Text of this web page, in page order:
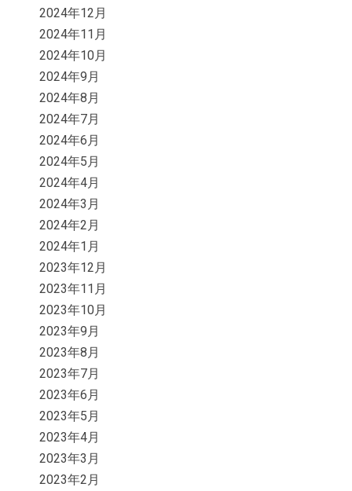
2024年12月
2024年11月
2024年10月
2024年9月
2024年8月
2024年7月
2024年6月
2024年5月
2024年4月
2024年3月
2024年2月
2024年1月
2023年12月
2023年11月
2023年10月
2023年9月
2023年8月
2023年7月
2023年6月
2023年5月
2023年4月
2023年3月
2023年2月